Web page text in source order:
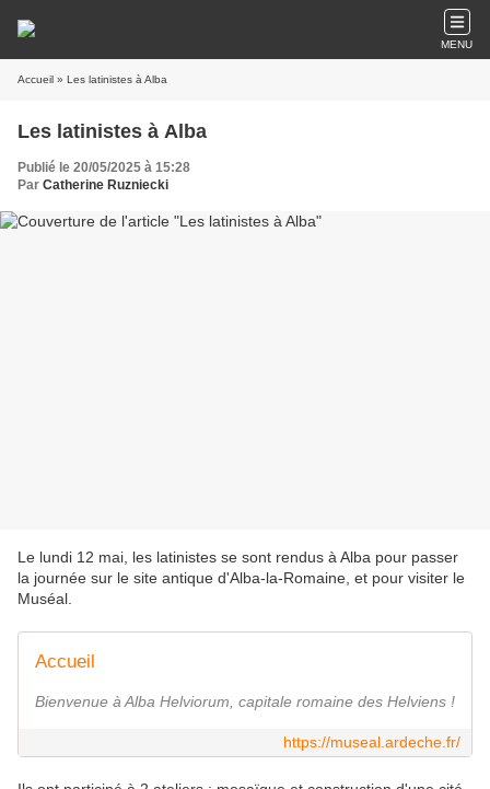
MENU
Accueil » Les latinistes à Alba
Les latinistes à Alba
Publié le 20/05/2025 à 15:28
Par Catherine Ruzniecki
Le lundi 12 mai, les latinistes se sont rendus à Alba pour passer
la journée sur le site antique d'Alba-la-Romaine, et pour visiter le
Muséal.
Accueil
Bienvenue à Alba Helviorum, capitale romaine des Helviens !
https://museal.ardeche.fr/